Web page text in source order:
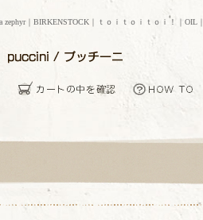
｜BIRKENSTOCK｜ｔｏｉｔｏｉｔｏｉ！｜OIL｜